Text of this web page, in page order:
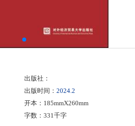
出版社：
出版时间： 2024.2
开本：185mmX260mm
字数：331千字